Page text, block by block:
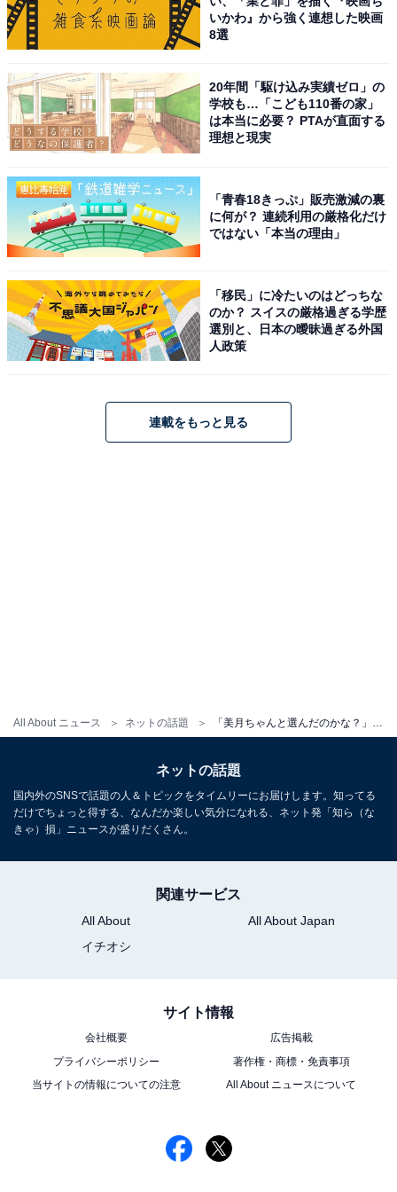
All About ニュース ネットの話題 「美月ちゃんと選んだのかな？」瀬戸康史、花を持ったショットに反響！ 「一生顔が天才」「かわいい」
いかわ』から強く連想した映画
8選
20年間「駆け込み実績ゼロ」の
学校も…「こども110番の家」
は本当に必要？ PTAが直面する
理想と現実
「青春18きっぷ」販売激減の裏
に何が？ 連続利用の厳格化だけ
ではない「本当の理由」
「移民」に冷たいのはどっちな
のか？ スイスの厳格過ぎる学歴
選別と、日本の曖昧過ぎる外国
人政策
連載をもっと見る
ネットの話題
国内外のSNSで話題の人＆トピックをタイムリーにお届けします。知ってる
だけでちょっと得する、なんだか楽しい気分になれる、ネット発「知ら（な
きゃ）損」ニュースが盛りだくさん。
関連サービス
All About
All About Japan
イチオシ
サイト情報
会社概要
広告掲載
プライバシーポリシー
著作権・商標・免責事項
当サイトの情報についての注意
All About ニュースについて